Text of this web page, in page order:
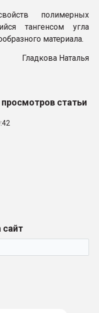
28.07.2026
ПЕРЕЙТИ НА
полимерных
тангенсом угла
материала.
Гладкова Наталья
статьи
сайт